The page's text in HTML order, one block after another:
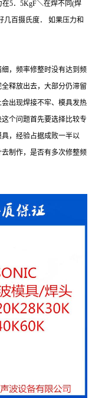
在5．5KgF＼在焊不同(焊
几百摄氏度． 如果压力和
，频率修整时没有达到频
释放出去，大部分仍滞留
出现焊接不牢、模具发热
个问题首先要选择比较专
，经验占据成败一半以
制作，是否有多次修整频